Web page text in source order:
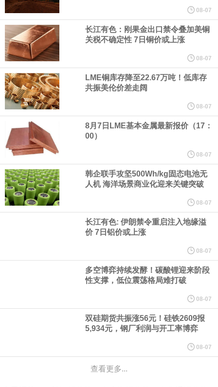
纽约期银日内涨4%，现报64.08美元/盎司。
宇树科技董事长、总经理兼首席技术官王兴兴在网上路演时表示，
经过多年研发创新和技术积累，公司逐步形成了包括一体化关节集
成技术、高紧凑度机器人身体集成技术、机器人激光雷达全自研核
心技术等多项已商业化应用的核心技术并已应用于公司的高性能通
用人形机器人、四足机器人等产品。
美国总统特朗普6日否认他对国防部长赫格塞思不满，称对赫格塞思
所做的工作“非常满意”。特朗普在社交媒体上发帖称，一些媒体有关
他与赫格塞思就弹药短缺问题发生冲突的报道是“完全没有根据的谣
言”，他对赫格塞思所做的工作“非常满意”。
据报道，威刚近日在法说会上表示，在需求增加、价格走高及货源
稳定的三大有利因素带动下，预期第3季度营运将优于第2季度，并
进一步扩大全年营运成果。
美国国会预算办公室（CBO）于当地时间5日发布报告称，美国海军
计划建造的15艘核动力“特朗普级”（Trump-class）战列舰，从研发
08-07
长江有色：刚果金出口禁令叠加美铜
关税不确定性 7日铜价或上涨
08-07
LME铜库存降至22.67万吨！低库存
共振美伦价差走阔
08-07
8月7日LME基本金属最新报价（17：
00）
08-07
韩企联手攻坚500Wh/kg固态电池无
人机 海洋场景商业化迎来关键突破
08-07
长江有色: 伊朗禁令重启注入地缘溢
价 7日铝价或上涨
08-07
多空博弈持续发酵！碳酸锂迎来阶段
性支撑，低位震荡格局难打破
08-07
双硅期货共振涨56元！硅铁2609报
5,934元，钢厂利润与开工率博弈
08-07
查看更多...